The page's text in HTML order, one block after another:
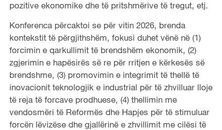
pozitive ekonomike dhe të pritshmërive të tregut, etj.
Konferenca përcaktoi se për vitin 2026, brenda
kontekstit të përgjithshëm, fokusi duhet vënë në (1)
forcimin e qarkullimit të brendshëm ekonomik, (2)
zgjerimin e hapësirës së re për rritjen e kërkesës së
brendshme, (3) promovimin e integrimit të thellë të
inovacionit teknologjik e industrial për të zhvilluar lloje
të reja të forcave prodhuese, (4) thellimin me
vendosmëri të Reformës dhe Hapjes për të stimuluar
forcën lëvizëse dhe gjallërinë e zhvillimit me cilësi të